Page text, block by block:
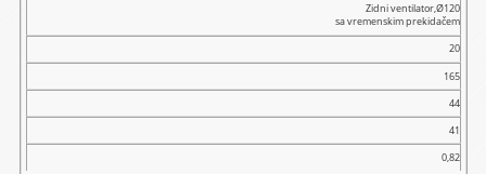
Zidni ventilator,Ø120
sa vremenskim prekidačem
20
165
44
41
0,82